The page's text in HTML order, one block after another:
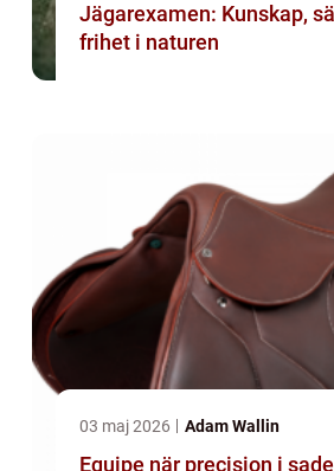
Jägarexamen: Kunskap,
frihet i naturen
03 maj 2026 Adam Wallin
Equipe när precision i sadeln gör